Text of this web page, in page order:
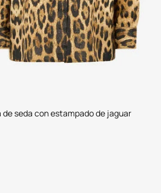
de seda con estampado de jaguar